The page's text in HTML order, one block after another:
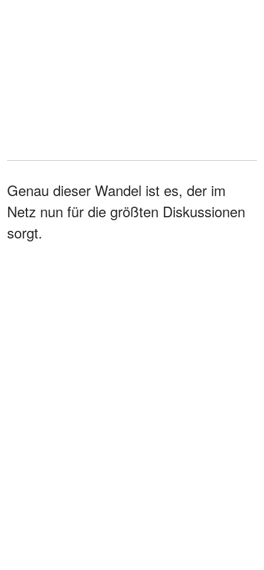
Genau dieser Wandel ist es, der im
Netz nun für die größten Diskussionen
sorgt.